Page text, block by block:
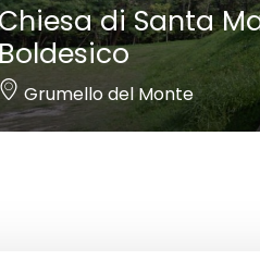
di Santa
Grumello del Monte